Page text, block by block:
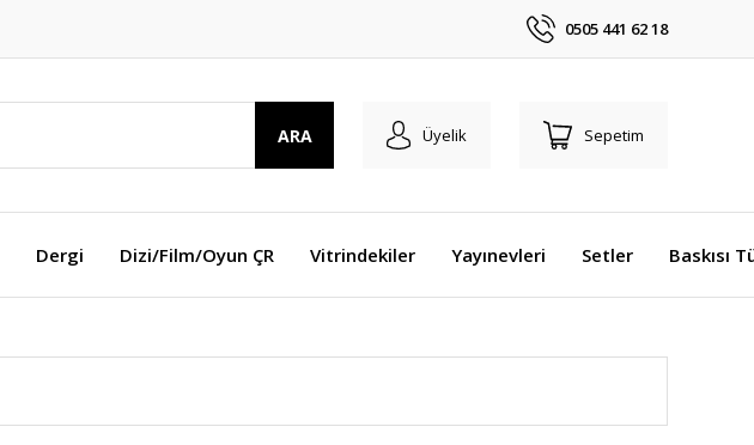
0505 441 62 18
ARA Üyelik Sepetim
Dergi Dizi/Film/Oyun ÇR Vitrindekiler Yayınevleri Setler Baskısı